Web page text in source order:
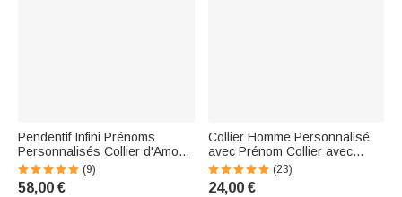
Pendentif Infini Prénoms
Personnalisés Collier d'Amour
avec Pierres de Naissance
Cadeau pour Femme
(9)
58,00 €
Collier Homme Personnalisé
avec Prénom Collier avec
Anneaux de Nom Cadeau
Anniversaire Famille
(23)
24,00 €